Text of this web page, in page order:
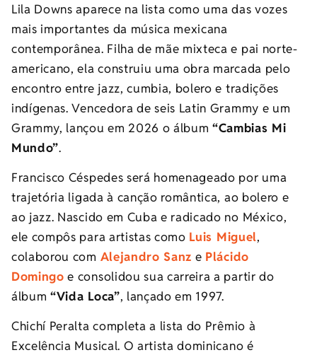
Lila Downs aparece na lista como uma das vozes
mais importantes da música mexicana
contemporânea. Filha de mãe mixteca e pai norte-
americano, ela construiu uma obra marcada pelo
encontro entre jazz, cumbia, bolero e tradições
indígenas. Vencedora de seis Latin Grammy e um
Grammy, lançou em 2026 o álbum“Cambias Mi
Mundo”.
Francisco Céspedes será homenageado por uma
trajetória ligada à canção romântica, ao bolero e
ao jazz. Nascido em Cuba e radicado no México,
ele compôs para artistas como Luis Miguel,
colaborou com Alejandro Sanz e Plácido
Domingo e consolidou sua carreira a partir do
álbum“Vida Loca”, lançado em 1997.
Chichí Peralta completa a lista do Prêmio à
Excelência Musical. O artista dominicano é